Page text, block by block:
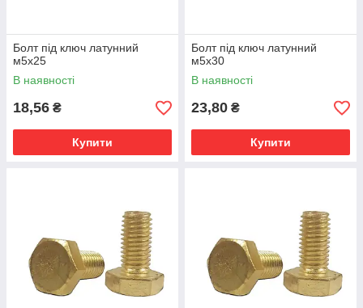
Болт під ключ латунний
м5х25
В наявності
18,56 ₴
Купити
Болт під ключ латунний
м5х30
В наявності
23,80 ₴
Купити